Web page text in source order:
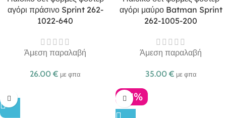
αγόρι πράσινο Sprint 262-
1022-640
Άμεση παραλαβή
26.00 € με φπα
αγόρι μαύρο Batman Sprint
262-1005-200
Άμεση παραλαβή
35.00 € με φπα
-21%